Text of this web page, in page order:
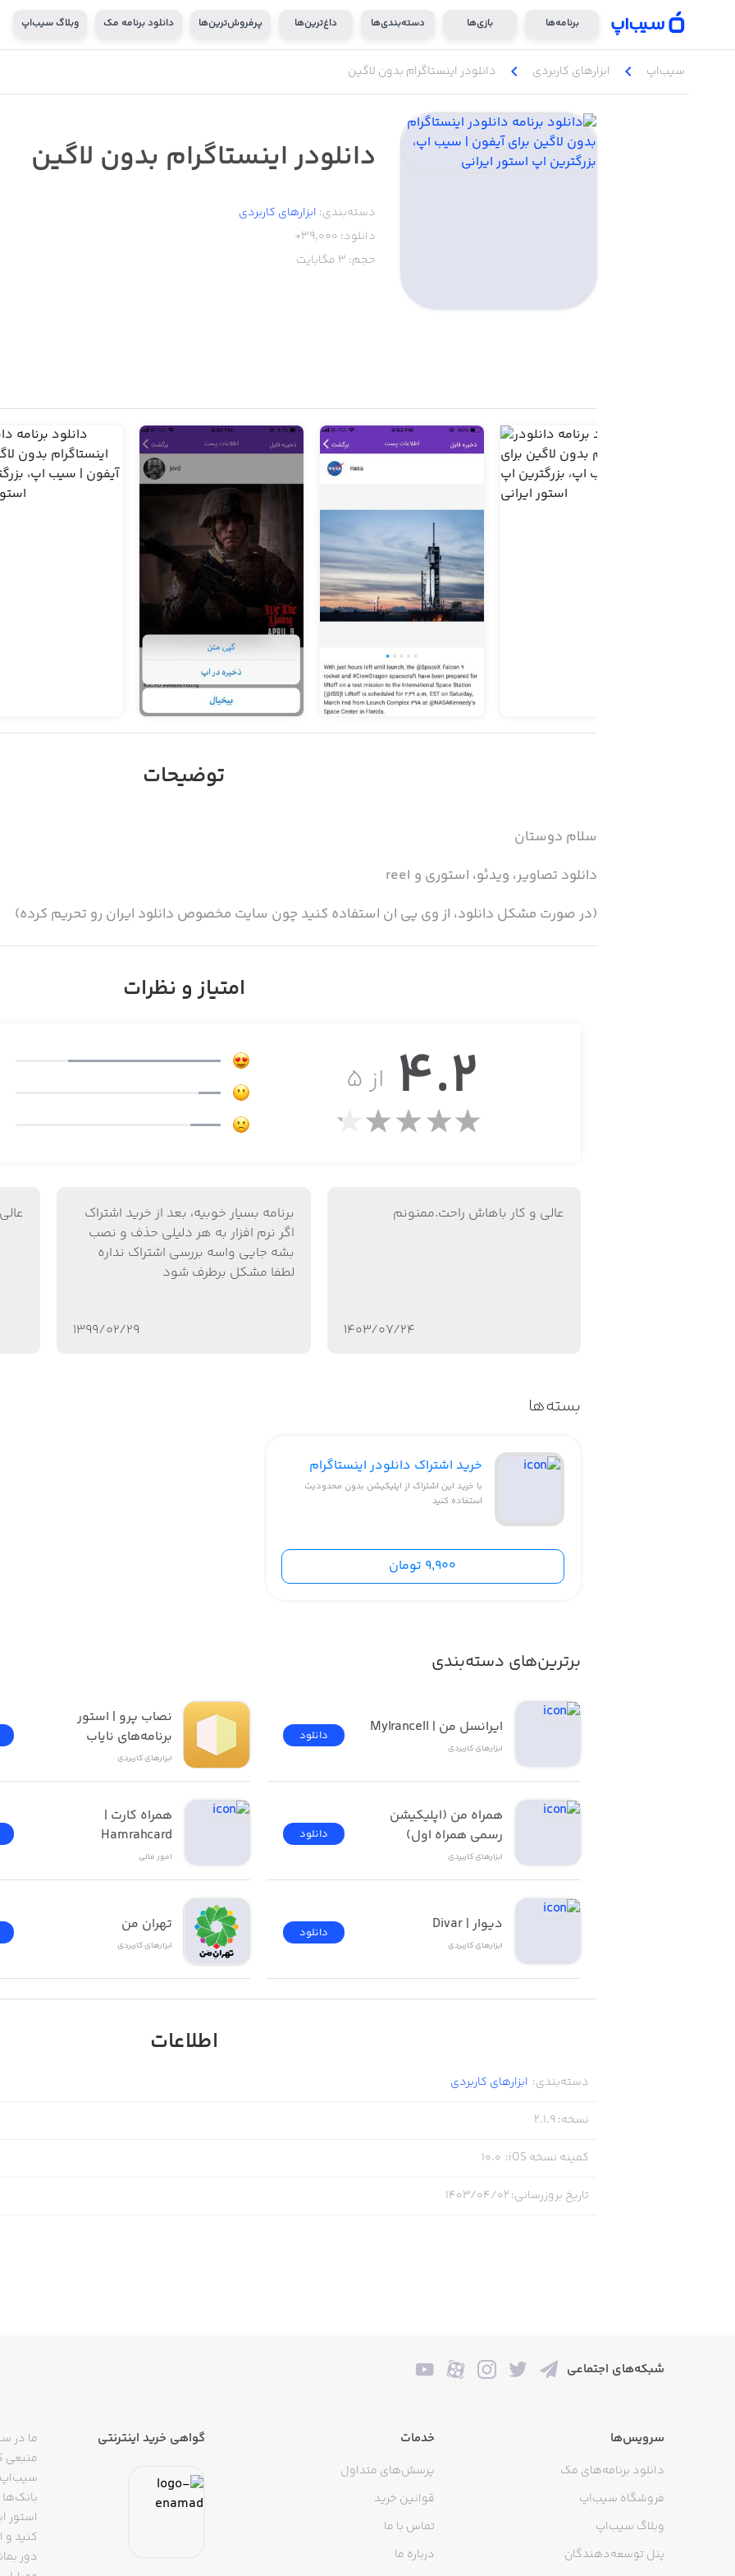
برنامه‌ها بازی‌ها دسته‌بندی‌ها داغ‌ترین‌ها پرفروش‌ترین‌ها دانلود برنامه مک وبلاگ سیب‌اپ
سیب‌اپ chevron_left ابزار‌های کاربردی chevron_left دانلودر اینستاگرام بدون لاگین
دانلودر اینستاگرام بدون لاگین
دسته‌بندی: ابزار‌های کاربردی
دانلود: 39,000+
حجم: 3 مگابایت
توضیحات
سلام دوستان
دانلود تصاویر، ویدئو، استوری و reel
(در صورت مشکل دانلود، از وی پی ان استفاده کنید چون سایت مخصوص دانلود ایران رو تحریم کرده)
بنابراین زمان بیشتری برای دانلود تصاویر میبره و صبور باشید و در صورت مشکل، مجدد تلاش کنید.
از دانلود تصویر پروفایل هر کاربری در اینستاگرام گرفته تا دانلود تصویر یا استوری و ذخیره آن‌ها در
می‌تونید هر کدوم رو که خواستید به صورت جداگانه ذخیره کنید
یه بخشی هم توی اپ با عنوان ذخیره‌ها هست که می‌تونید هر تصویر یا متنی که ذخیره کردید رو ببینید
شما می‌تونید توی تنظیمات به اپ دستور بدید که هر موقع لینکی که مربوط به اینستاگرام هست
قابلیت ذخیره تصاویر و ویدئو توی آلبوم گوشی شما هم داره
دانلود استوری هم اضافه شده و مشکل تشخیص لینک هم حل شده
امتیاز و نظرات
از ۵ 4.2
عالی و کار باهاش راحت.ممنونم
۱۴۰۳/۰۷/۲۴
برنامه بسیار خوبیه، بعد از خرید اشتراک
اگر نرم افزار به هر دلیلی حذف و نصب
بشه جایی واسه بررسی اشتراک نداره
لطفا مشکل برطرف شود
۱۳۹۹/۰۲/۲۹
عالي
بسته‌ها
خرید اشتراک دانلودر اینستاگرام
با خرید این اشتراک از اپلیکیشن بدون محدودیت
استفاده کنید
9,900 تومان
برترین‌های دسته‌بندی
ایرانسل من | MyIrancell
ابزار‌های کاربردی
دانلود
رسمی همراه اول)
ابزار‌های کاربردی
دانلود
دیوار | Divar
ابزار‌های کاربردی
دانلود
برنامه‌های نایاب
ابزار‌های کاربردی
Hamrahcard
امور ‌مالی
تهران من
ابزار‌های کاربردی
اطلاعات
دسته‌بندی: ابزار‌های کاربردی
نسخه:
2.1.9
کمینه نسخه iOS :
10.0
تاریخ بروزرسانی:۱۴۰۳/۰۴/۰۲
شبکه‌های اجتماعی
سرویس‌ها
دانلود برنامه‌های مک
فروشگاه سیب‌اپ
وبلاگ سیب‌اپ
پنل توسعه‌دهندگان
خدمات
پرسش‌های متداول
قوانین خرید
تماس با ما
درباره ما
گواهی خرید اینترنتی
ما در
منبعی
سیب‌اپ
استور
دور